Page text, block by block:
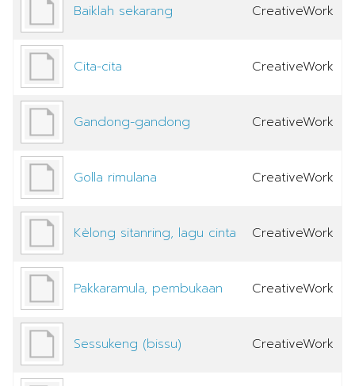
Baiklah sekarang CreativeWork
Cita-cita CreativeWork
Gandong-gandong CreativeWork
Golla rimulana CreativeWork
Kèlong sitanring, lagu cinta CreativeWork
Pakkaramula, pembukaan CreativeWork
Sessukeng (bissu) CreativeWork